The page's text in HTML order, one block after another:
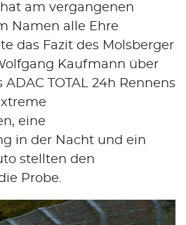
hat am vergangenen
Namen alle Ehre
das Fazit des Molsberger
Kaufmann über
TOTAL 24h Rennens
eine
in der Nacht und ein
stellten den
Probe.